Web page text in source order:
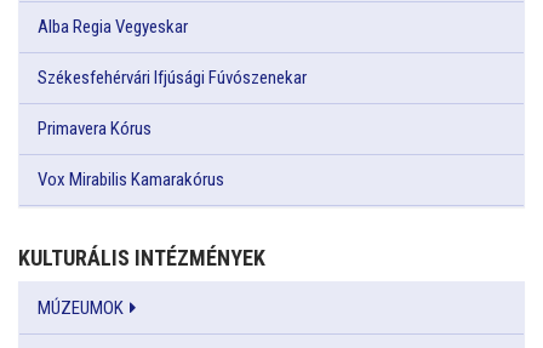
Alba Regia Vegyeskar
Székesfehérvári Ifjúsági Fúvószenekar
Primavera Kórus
Vox Mirabilis Kamarakórus
KULTURÁLIS INTÉZMÉNYEK
MÚZEUMOK